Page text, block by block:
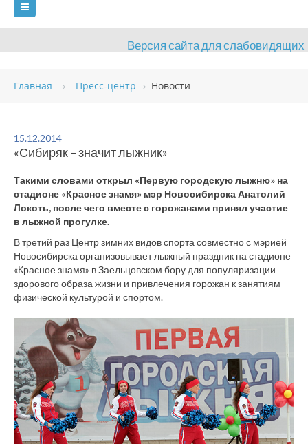
Версия сайта для слабовидящих
ГЛАВНАЯ
ВИДЫ СПОРТА
ОЦЕНКА КАЧЕСТВА ОБРАЗОВАНИЯ ВАКАНСИИ
ПЛАТНЫЕ УСЛУГИ
Главная Пресс-центр Новости
15.12.2014
«Сибиряк – значит лыжник»
Такими словами открыл «Первую городскую лыжню» на
стадионе «Красное знамя» мэр Новосибирска Анатолий
Локоть, после чего вместе с горожанами принял участие
в лыжной прогулке.
В третий раз Центр зимних видов спорта совместно с мэрией
Новосибирска организовывает лыжный праздник на стадионе
«Красное знамя» в Заельцовском бору для популяризации
здорового образа жизни и привлечения горожан к занятиям
физической культурой и спортом.